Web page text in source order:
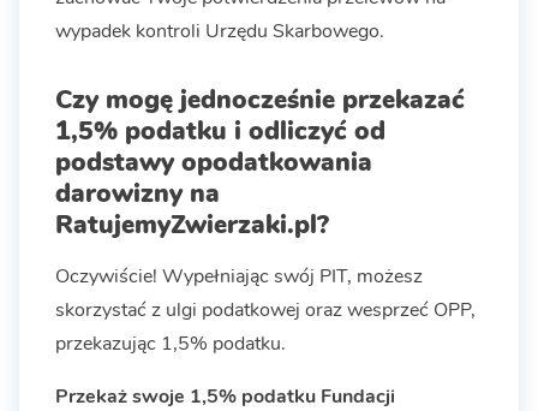
wypadek kontroli Urzędu Skarbowego.
Czy mogę jednocześnie przekazać
1,5% podatku i odliczyć od
podstawy opodatkowania
darowizny na
RatujemyZwierzaki.pl?
Oczywiście! Wypełniając swój PIT, możesz
skorzystać z ulgi podatkowej oraz wesprzeć OPP,
przekazując 1,5% podatku.
Przekaż swoje 1,5% podatku Fundacji